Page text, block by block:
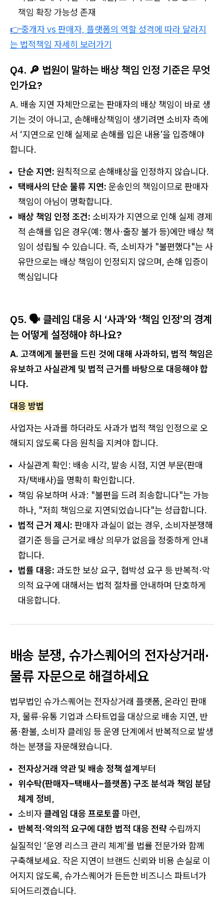
책임 확장 가능성 존재
👉중개자 vs 판매자, 플랫폼의 역할 성격에 따라 달라지
는 법적책임 자세히 보러가기
Q4. 🔎 법원이 말하는 배상 책임 인정 기준은 무엇
인가요?
A. 배송 지연 자체만으로는 판매자의 배상 책임이 바로 생
기는 것이 아니고, 손해배상책임이 생기려면 소비자 측에
서 ‘지연으로 인해 실제로 손해를 입은 내용’을 입증해야
합니다.
단순 지연: 원칙적으로 손해배상을 인정하지 않습니다.
택배사의 단순 물류 지연: 운송인의 책임이므로 판매자
책임이 아님이 명확합니다.
배상 책임 인정 조건: 소비자가 지연으로 인해 실제 경제
적 손해를 입은 경우(예: 행사·출장 불가 등)에만 배상 책
임이 성립될 수 있습니다. 즉, 소비자가 "불편했다"는 사
유만으로는 배상 책임이 인정되지 않으며, 손해 입증이
핵심입니다
Q5. 🗣️ 클레임 대응 시 ‘사과’와 ‘책임 인정’의 경계
는 어떻게 설정해야 하나요?
A. 고객에게 불편을 드린 것에 대해 사과하되, 법적 책임은
유보하고 사실관계 및 법적 근거를 바탕으로 대응해야 합
니다.
대응 방법
사업자는 사과를 하더라도 사과가 법적 책임 인정으로 오
해되지 않도록 다음 원칙을 지켜야 합니다.
사실관계 확인: 배송 시각, 발송 시점, 지연 부문(판매
자/택배사)을 명확히 확인합니다.
책임 유보하며 사과: "불편을 드려 죄송합니다"는 가능
하나, "저희 책임으로 지연되었습니다"는 성급합니다.
법적 근거 제시: 판매자 과실이 없는 경우, 소비자분쟁해
결기준 등을 근거로 배상 의무가 없음을 정중하게 안내
합니다.
법률 대응: 과도한 보상 요구, 협박성 요구 등 반복적·악
의적 요구에 대해서는 법적 절차를 안내하며 단호하게
대응합니다.
배송 분쟁, 슈가스퀘어의 전자상거래·
물류 자문으로 해결하세요
법무법인 슈가스퀘어는 전자상거래 플랫폼, 온라인 판매
자, 물류·유통 기업과 스타트업을 대상으로 배송 지연, 반
품·환불, 소비자 클레임 등 운영 단계에서 반복적으로 발생
하는 분쟁을 자문해왔습니다.
전자상거래 약관 및 배송 정책 설계부터
위수탁(판매자–택배사–플랫폼) 구조 분석과 책임 분담
체계 정비,
소비자클레임 대응 프로토콜 마련,
반복적·악의적 요구에 대한 법적 대응 전략수립까지
실질적인 ‘운영 리스크 관리 체계’를 법률 전문가와 함께
구축해보세요. 작은 지연이 브랜드 신뢰와 비용 손실로 이
어지지 않도록, 슈가스퀘어가 든든한 비즈니스 파트너가
되어드리겠습니다.